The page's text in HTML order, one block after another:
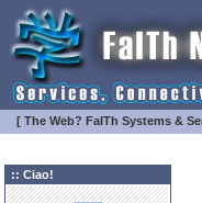
[ The Web? FaITh Systems &
:: Ciao!